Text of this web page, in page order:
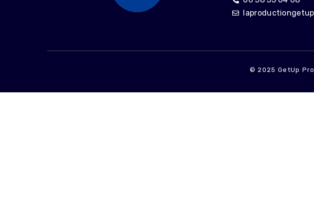
© 2025 GetUp